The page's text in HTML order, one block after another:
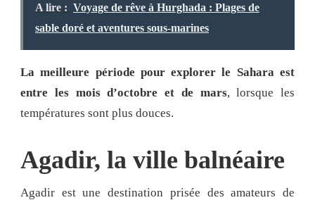
A lire : Voyage de rêve à Hurghada : Plages de
sable doré et aventures sous-marines
La meilleure période pour explorer le Sahara est
entre les mois d’octobre et de mars, lorsque les
températures sont plus douces.
Agadir, la ville balnéaire
Agadir est une destination prisée des amateurs de